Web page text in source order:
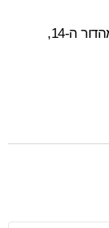
אינטל משיקה את k14900, המעבד השולחני מהדור ה-14,